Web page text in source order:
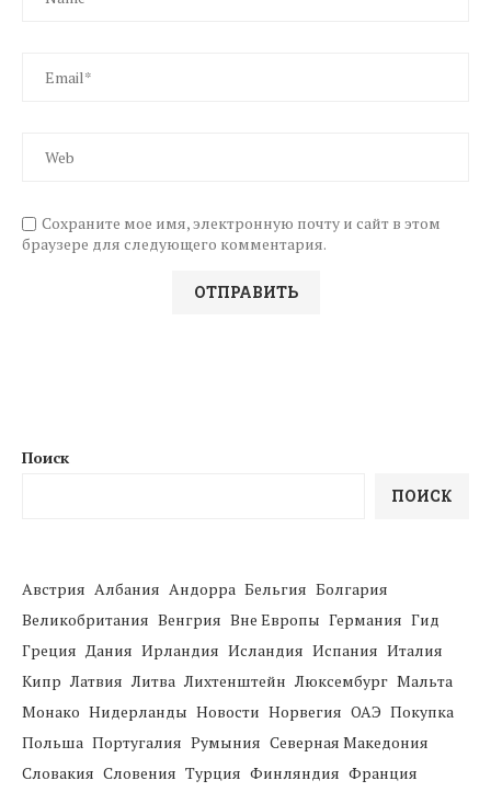
Сохраните мое имя, электронную почту и сайт в этом
браузере для следующего комментария.
Поиск
ПОИСК
Австрия Албания Андорра Бельгия Болгария
Великобритания Венгрия Вне Европы Германия Гид
Греция Дания Ирландия Исландия Испания Италия
Кипр Латвия Литва Лихтенштейн Люксембург Мальта
Монако Нидерланды Новости Норвегия ОАЭ Покупка
Польша Португалия Румыния Северная Македония
Словакия Словения Турция Финляндия Франция